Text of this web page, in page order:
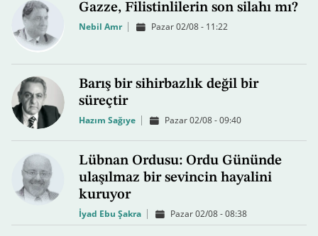
Gazze, Filistinlilerin son silahı mı?
Nebil Amr Pazar 02/08 - 11:22
Barış bir sihirbazlık değil bir
süreçtir
Hazım Sağıye Pazar 02/08 - 09:40
Lübnan Ordusu: Ordu Gününde
ulaşılmaz bir sevincin hayalini
kuruyor
İyad Ebu Şakra Pazar 02/08 - 08:38